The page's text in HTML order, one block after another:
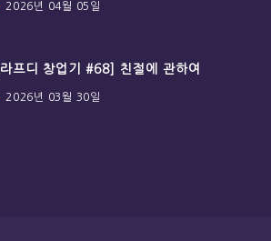
2026년 04월 05일
[라프디 창업기 #68] 친절에 관하여
2026년 03월 30일